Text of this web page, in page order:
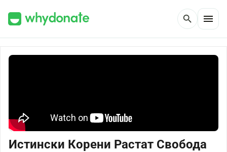
search menu
Истински Корени Растат Свобода